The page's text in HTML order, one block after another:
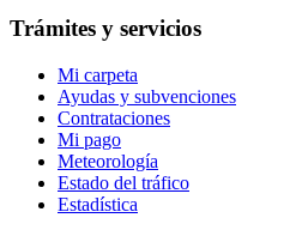
Trámites y servicios
Mi carpeta
Ayudas y subvenciones
Contrataciones
Mi pago
Meteorología
Estado del tráfico
Estadística